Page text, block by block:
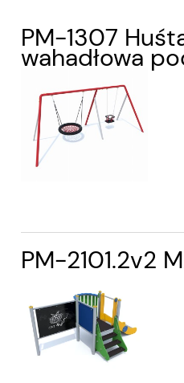
PM-1307
wahadłowa
PM-2101.2v2